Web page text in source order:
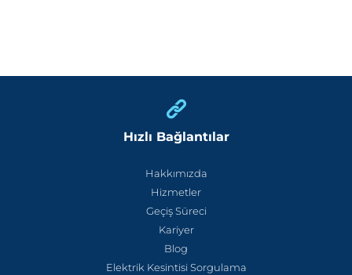
Hızlı Bağlantılar
Hakkımızda
Hizmetler
Geçiş Süreci
Kariyer
Blog
Elektrik Kesintisi Sorgulama